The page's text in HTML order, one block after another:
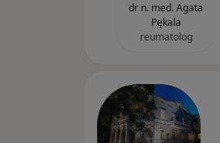
dr n. med. Agata
Pękala
reumatolog